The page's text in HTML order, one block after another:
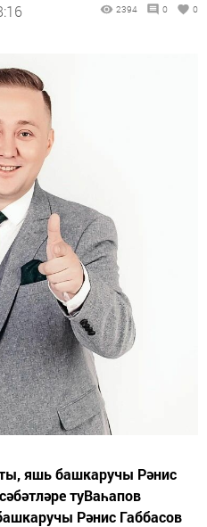
2394 0 0
яшь башкаручы Рәнис
туВаһапов
Рәнис Габбасов